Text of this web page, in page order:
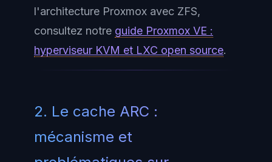
l'architecture Proxmox avec ZFS,
consultez notre guide Proxmox VE :
hyperviseur KVM et LXC open source.
2. Le cache ARC :
mécanisme et